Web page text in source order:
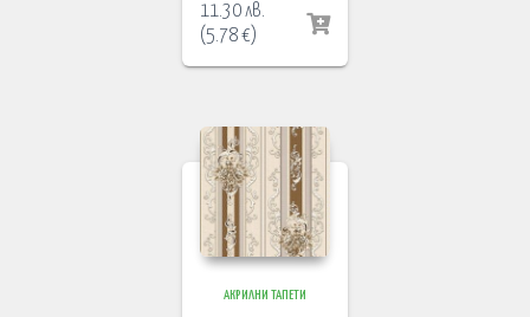
11.30лв.
(5.78€)
АКРИЛНИ ТАПЕТИ